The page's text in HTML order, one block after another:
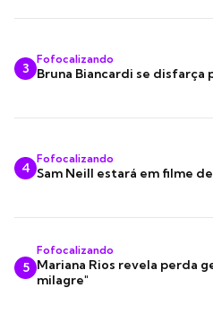
3
Fofocalizando
Bruna Biancardi se disfarça
4
Fofocalizando
Sam Neill estará em filme
5
Fofocalizando
Mariana Rios revela perda
milagre"